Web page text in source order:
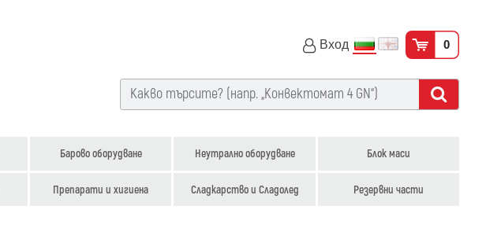
Вход 0
Барово оборудване Неутрално оборудване Блок маси
Препарати и хигиена Сладкарство и Сладолед Резервни части